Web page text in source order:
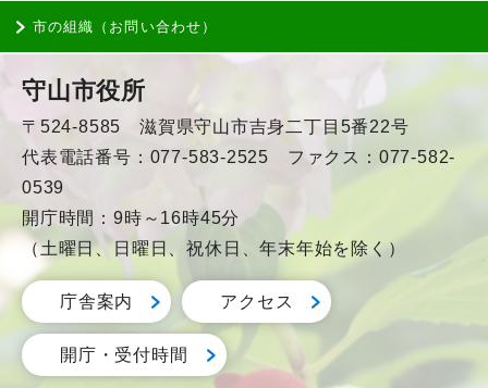
市の組織（お問い合わせ）
守山市役所
〒524-8585 滋賀県守山市吉身二丁目5番22号
代表電話番号：077-583-2525 ファクス：077-582-
0539
開庁時間：9時～16時45分
（土曜日、日曜日、祝休日、年末年始を除く）
庁舎案内 アクセス
開庁・受付時間